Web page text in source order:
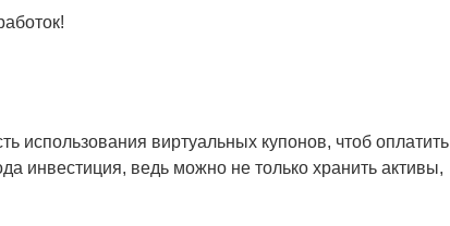
использования виртуальных купонов, чтоб оплатить
инвестиция, ведь можно не только хранить активы,